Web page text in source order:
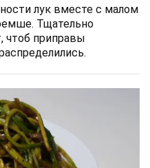
лук вместе с малом
Тщательно
чтоб приправы